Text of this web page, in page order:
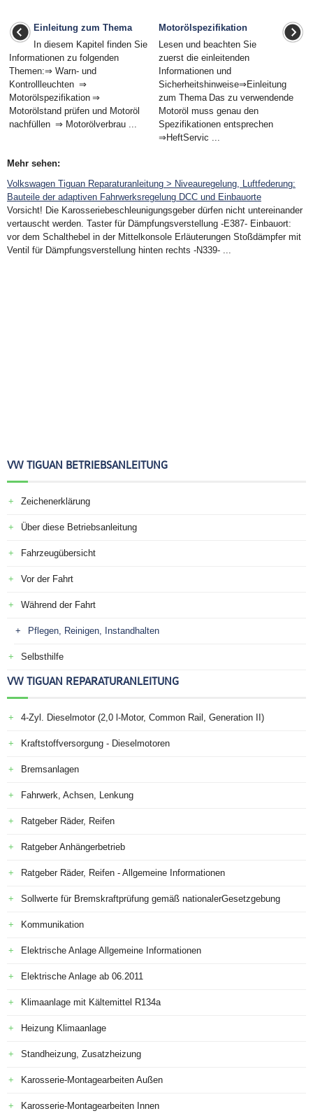
Einleitung zum Thema
In diesem Kapitel finden Sie
Informationen zu folgenden
Themen:⇒ Warn- und
Kontrollleuchten ⇒
Motorölspezifikation ⇒
Motorölstand prüfen und Motoröl
nachfüllen ⇒ Motorölverbrau ...
Motorölspezifikation
Lesen und beachten Sie
zuerst die einleitenden
Informationen und
Sicherheitshinweise⇒Einleitung
zum Thema Das zu verwendende
Motoröl muss genau den
Spezifikationen entsprechen
⇒HeftServic ...
Mehr sehen:
Volkswagen Tiguan Reparaturanleitung > Niveauregelung, Luftfederung:
Bauteile der adaptiven Fahrwerksregelung DCC und Einbauorte
Vorsicht! Die Karosseriebeschleunigungsgeber dürfen nicht untereinander
vertauscht werden. Taster für Dämpfungsverstellung -E387- Einbauort:
vor dem Schalthebel in der Mittelkonsole Erläuterungen Stoßdämpfer mit
Ventil für Dämpfungsverstellung hinten rechts -N339- ...
VW TIGUAN BETRIEBSANLEITUNG
Zeichenerklärung
Über diese Betriebsanleitung
Fahrzeugübersicht
Vor der Fahrt
Während der Fahrt
Pflegen, Reinigen, Instandhalten
Selbsthilfe
VW TIGUAN REPARATURANLEITUNG
4-Zyl. Dieselmotor (2,0 l-Motor, Common Rail, Generation II)
Kraftstoffversorgung - Dieselmotoren
Bremsanlagen
Fahrwerk, Achsen, Lenkung
Ratgeber Räder, Reifen
Ratgeber Anhängerbetrieb
Ratgeber Räder, Reifen - Allgemeine Informationen
Sollwerte für Bremskraftprüfung gemäß nationalerGesetzgebung
Kommunikation
Elektrische Anlage Allgemeine Informationen
Elektrische Anlage ab 06.2011
Klimaanlage mit Kältemittel R134a
Heizung Klimaanlage
Standheizung, Zusatzheizung
Karosserie-Montagearbeiten Außen
Karosserie-Montagearbeiten Innen